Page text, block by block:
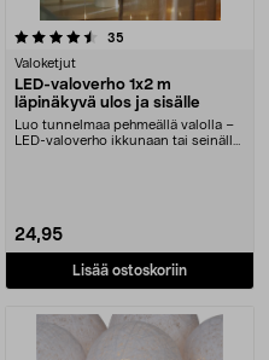
35
Valoketjut
LED-valoverho 1x2 m
läpinäkyvä ulos ja sisälle
Luo tunnelmaa pehmeällä valolla –
LED-valoverho ikkunaan tai seinälle.
24,95
Lisää ostoskoriin